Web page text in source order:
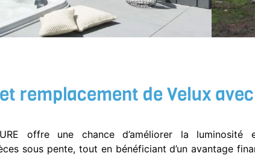
remplacement de Velux avec
offre une chance d’améliorer la luminosité
sous pente, tout en bénéficiant d’un avantage